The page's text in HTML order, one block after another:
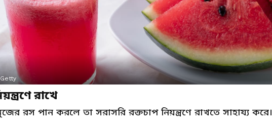
Getty
রাখে
রস পান করলে তা সরাসরি রক্তচাপ নিয়ন্ত্রণে রাখতে সাহায্য করে।